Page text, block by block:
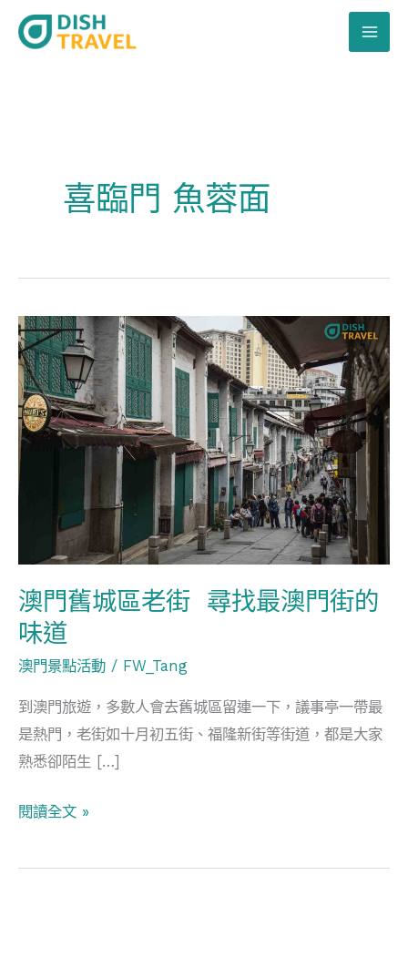
喜臨門 魚蓉面
澳門舊城區老街 尋找最澳門街的
味道
澳門景點活動 / FW_Tang
到澳門旅遊，多數人會去舊城區留連一下，議事亭一帶最
是熱門，老街如十月初五街、福隆新街等街道，都是大家
熟悉卻陌生 […]
澳
門
舊
城
區
老
街
澳
門
街
味
道
閱讀全文 »